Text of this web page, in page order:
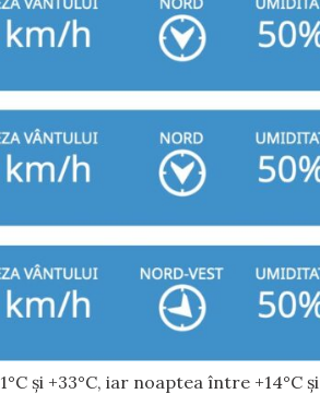
și +33°C, iar noaptea între +14°C și